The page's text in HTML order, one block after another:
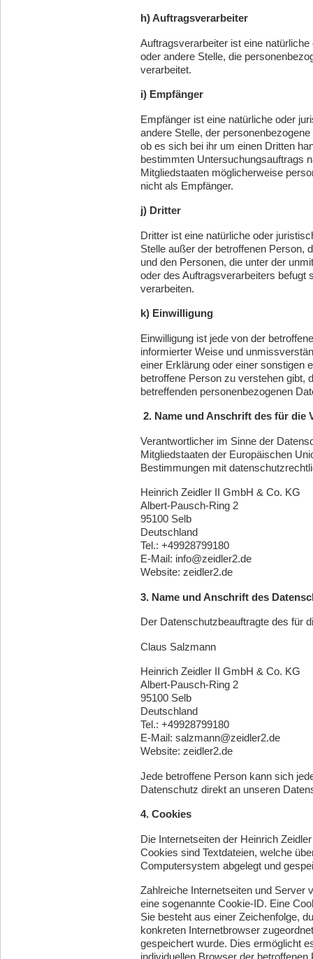
h) Auftragsverarbeiter
Auftragsverarbeiter ist eine
oder andere Stelle, die
verarbeitet.
i) Empfänger
Empfänger ist eine natürliche oder
andere Stelle, der
ob es sich bei ihr um einen Dritten
bestimmten Untersuchungsauftrags
Mitgliedstaaten möglicherweise
nicht als Empfänger.
j) Dritter
Dritter ist eine natürliche oder
Stelle außer der betroffenen Person,
und den Personen, die unter der
oder des Auftragsverarbeiters befugt
verarbeiten.
k) Einwilligung
Einwilligung ist jede von der
informierter Weise und
einer Erklärung oder einer sonstigen
betroffene Person zu verstehen gibt,
betreffenden personenbezogenen
2. Name und Anschrift des für die
Verantwortlicher im Sinne der
Mitgliedstaaten der Europäischen
Bestimmungen mit
Heinrich Zeidler II GmbH & Co. KG
Albert-Pausch-Ring 2
95100 Selb
Deutschland
Tel.: +49928799180
E-Mail: info@zeidler2.de
Website: zeidler2.de
3. Name und Anschrift des
Der Datenschutzbeauftragte des für
Claus Salzmann
Heinrich Zeidler II GmbH & Co. KG
Albert-Pausch-Ring 2
95100 Selb
Deutschland
Tel.: +49928799180
E-Mail: salzmann@zeidler2.de
Website: zeidler2.de
Jede betroffene Person kann sich
Datenschutz direkt an unseren
4. Cookies
Die Internetseiten der Heinrich
Cookies sind Textdateien, welche
Computersystem abgelegt und
Zahlreiche Internetseiten und Server
eine sogenannte Cookie-ID. Eine
Sie besteht aus einer Zeichenfolge,
konkreten Internetbrowser
gespeichert wurde. Dies ermöglicht
individuellen Browser der